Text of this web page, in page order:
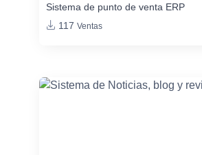
Sistema de punto de venta ERP
117 Ventas